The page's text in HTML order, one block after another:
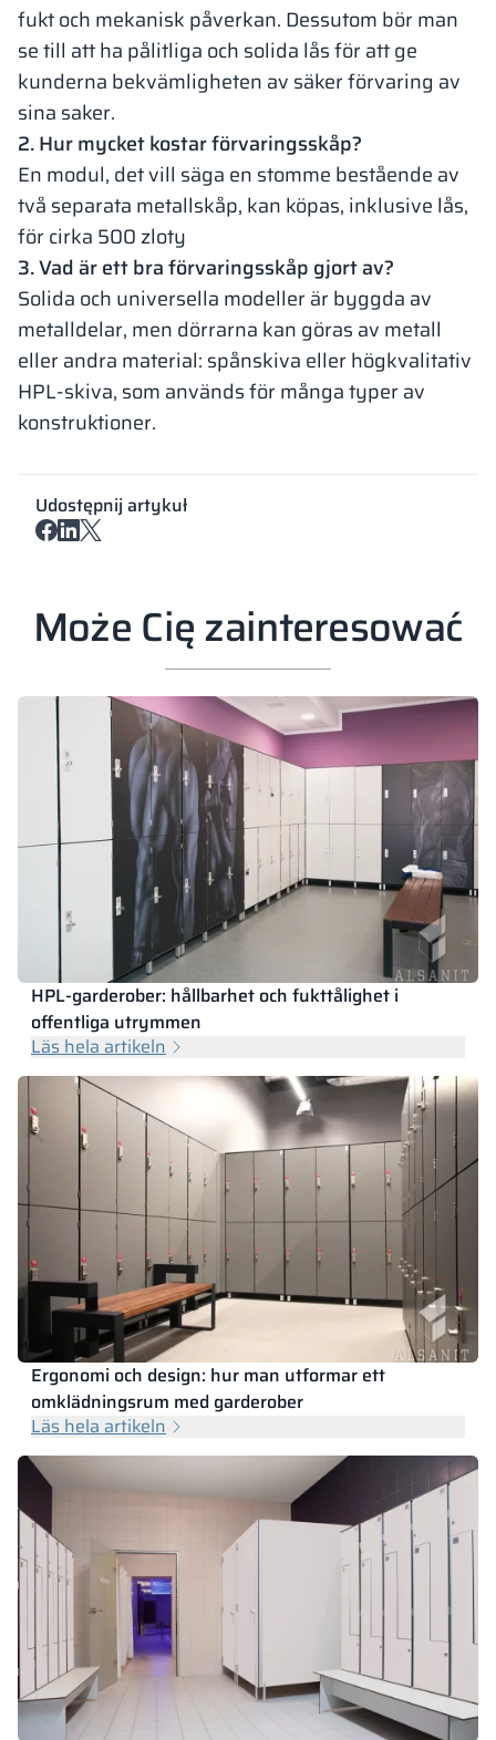
fukt och mekanisk påverkan. Dessutom bör man
se till att ha pålitliga och solida lås för att ge
kunderna bekvämligheten av säker förvaring av
sina saker.
2. Hur mycket kostar förvaringsskåp?
En modul, det vill säga en stomme bestående av
två separata metallskåp, kan köpas, inklusive lås,
för cirka 500 zloty
3. Vad är ett bra förvaringsskåp gjort av?
Solida och universella modeller är byggda av
metalldelar, men dörrarna kan göras av metall
eller andra material: spånskiva eller högkvalitativ
HPL-skiva, som används för många typer av
konstruktioner.
Udostępnij artykuł
Może Cię zainteresować
HPL-garderober: hållbarhet och fukttålighet i
offentliga utrymmen
Läs hela artikeln
Ergonomi och design: hur man utformar ett
omklädningsrum med garderober
Läs hela artikeln